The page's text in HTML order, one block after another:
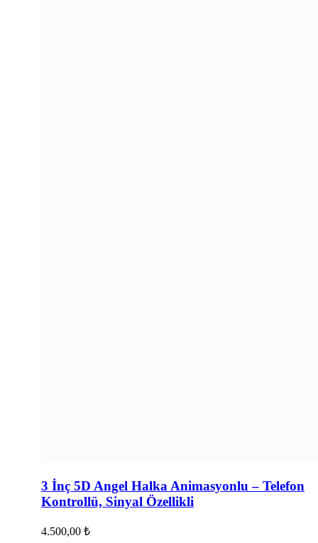
3 İnç 5D Angel Halka Animasyonlu – Telefon
Kontrollü, Sinyal Özellikli
4.500,00 ₺